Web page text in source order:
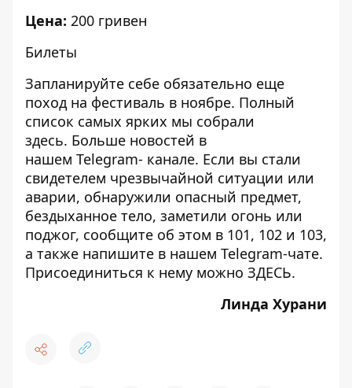
Цена: 200 гривен
Билеты
Запланируйте себе обязательно еще
поход на фестиваль в ноябре. Полный
список самых ярких мы собрали
здесь. Больше новостей в
нашем Telegram- канале. Если вы стали
свидетелем чрезвычайной ситуации или
аварии, обнаружили опасный предмет,
бездыханное тело, заметили огонь или
поджог, сообщите об этом в 101, 102 и 103,
а также напишите в нашем Telegram-чате.
Присоединиться к нему можно ЗДЕСЬ.
Линда Хурани